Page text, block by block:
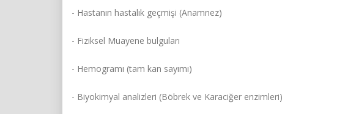
- Hastanın hastalık geçmişi (Anamnez)
- Fiziksel Muayene bulguları
- Hemogramı (tam kan sayımı)
- Biyokimyal analizleri (Böbrek ve Karaciğer enzimleri)